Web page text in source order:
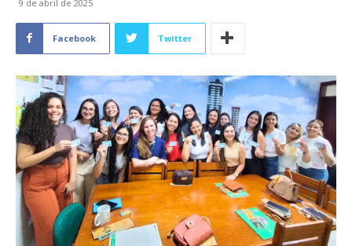
9 de abril de 2025
Facebook Twitter